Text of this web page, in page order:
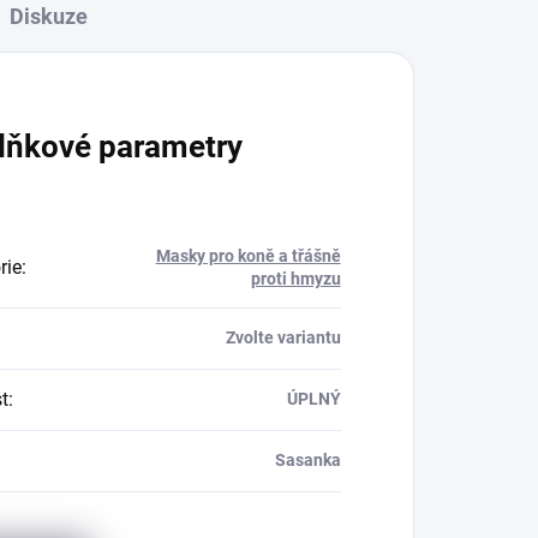
Diskuze
parametry
:
Masky pro koně a třášně
proti hmyzu
Zvolte variantu
: ÚPLNÝ
Sasanka